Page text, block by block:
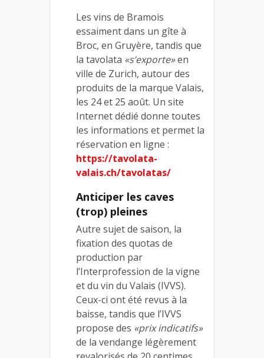
Les vins de Bramois
essaiment dans un gîte à
Broc, en Gruyère, tandis que
la tavolata «s’exporte»en
ville de Zurich, autour des
produits de la marque Valais,
les 24 et 25 août. Un site
Internet dédié donne toutes
les informations et permet la
réservation en ligne :
https://tavolata-
valais.ch/tavolatas/
Anticiper les caves
(trop) pleines
Autre sujet de saison, la
fixation des quotas de
production par
l’Interprofession de la vigne
et du vin du Valais (IVVS).
Ceux-ci ont été revus à la
baisse, tandis que l’IVVS
propose des «prix indicatifs»
de la vendange légèrement